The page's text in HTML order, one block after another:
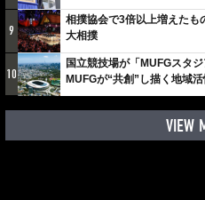
9
相撲協会で3倍以上増えたも
大相撲
10
国立競技場が「MUFGスタ
MUFGが“共創”し描く地域
VIEW